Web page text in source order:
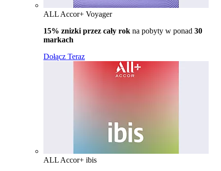
ALL Accor+ Voyager
15% znizki przez cały rok na pobyty w ponad 30
markach
Dołącz Teraz
ALL Accor+ ibis